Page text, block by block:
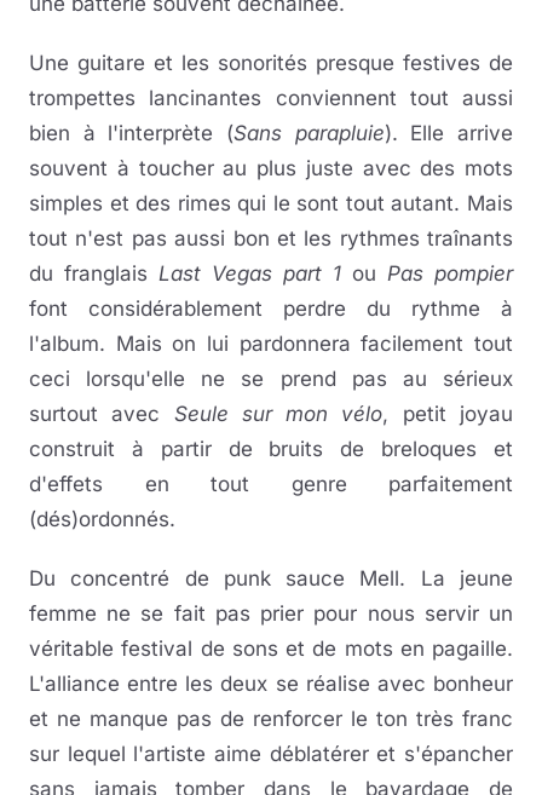
Une guitare et les sonorités presque festives de
trompettes lancinantes conviennent tout aussi
bien à l'interprète (Sans parapluie). Elle arrive
souvent à toucher au plus juste avec des mots
simples et des rimes qui le sont tout autant. Mais
tout n'est pas aussi bon et les rythmes traînants
du franglais Last Vegas part 1 ou Pas pompier
font considérablement perdre du rythme à
l'album. Mais on lui pardonnera facilement tout
ceci lorsqu'elle ne se prend pas au sérieux
surtout avec Seule sur mon vélo, petit joyau
construit à partir de bruits de breloques et
d'effets en tout genre parfaitement
(dés)ordonnés.
Du concentré de punk sauce Mell. La jeune
femme ne se fait pas prier pour nous servir un
véritable festival de sons et de mots en pagaille.
L'alliance entre les deux se réalise avec bonheur
et ne manque pas de renforcer le ton très franc
sur lequel l'artiste aime déblatérer et s'épancher
sans jamais tomber dans le bavardage de